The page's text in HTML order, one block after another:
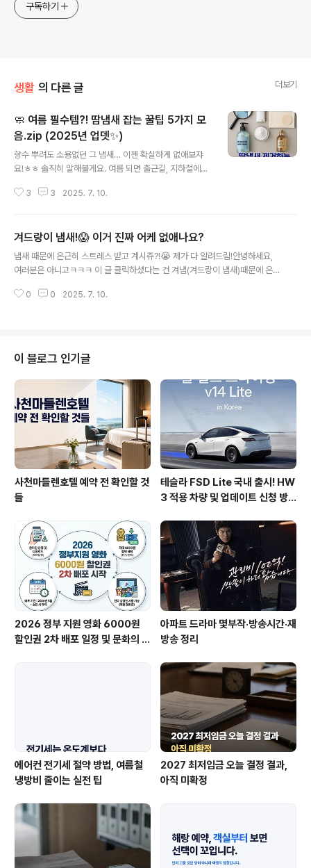
구독하기
생활 의 다른 글 더보기
🧼 여름 필수템?! 땀냄새 잡는 꿀팁 5가지 모
음.zip (2025년 업뎃✨)
향수 뿌려도 소용없던 그 냄새… 이젠 확실하게 없애보쟈
요!ㅎㅎ 솔직히 말해볼게요. 여름 되면 출근길, 지하철에서
까 조마조마하면서 팔을 못 올리겠는 그런 상황ㅠㅠ 다들
그 민망함이란...근데 진짜, 방법이 없진 않더라구요?! 그래
서 오늘은 제가 써보고 괜찮았던 땀냄새 제거 팁들,그 중에
서도 효과 톡톡한 5가지 방법만! 딱 정리해서 알려드릴게
~2025년 최신 루틴, 어떤 게 진짜 효과 있었는지 찐리뷰
3 3 2025. 7. 10.
겨드랑이 냄새!😱 이거 진짜 어케 없애나요?
냄새 때문에 은근히 스트레스 받고 계시쥬?!😭 제가 다 알려드림!안녕하세요,
여러분은 아니고ㅋㅋㅋ 이 글 클릭하셨다는 건 겨냄(겨드랑이 냄새)때문에 은근
좀 불편하더라구요ㅠㅠ 특히 지하철이나 버스 타면 냄새 날까 봐 혼자 걱정되고
ㅎ사실 겨드랑이 냄새가 나는 이유부터, 생활 습관으로 줄이는 법, 추천템까지
진짜 솔직히 다 털어드릴게요ㅋㅋㅋ 딱 집중해서 읽으셔야 합니당!🔥겨드랑이
냄새는 도대체 왜 나는 ..
0 0 2025. 7. 10.
이 블로그 인기글
사천마들렌호텔 예약 전 확인할 것
들
테슬라 FSD Lite 국내 출시! HW
3 적용 차량 및 업데이트 신청 방
2026 정부 지원 영화 6000원
할인권 2차 배포 일정 및 문화의 날
아파트 드라마 몇부작·방송시간·재
방송 정리
에어컨 전기세 절약 방법, 여름철
냉방비 줄이는 실전 팁
2027 최저임금 오늘 결정 결과,
아직 미확정